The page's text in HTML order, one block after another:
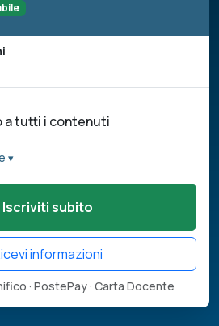
a tutti i contenuti
▾
Iscriviti subito
informazioni
· PostePay · Carta Docente